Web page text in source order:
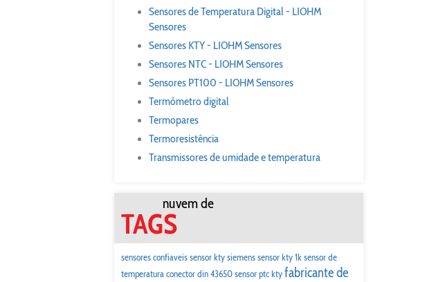
Sensores de Temperatura Digital - LIOHM
Sensores
Sensores KTY - LIOHM Sensores
Sensores NTC - LIOHM Sensores
Sensores PT100 - LIOHM Sensores
Termômetro digital
Termopares
Termoresistência
Transmissores de umidade e temperatura
nuvem de
TAGS
sensores confiaveissensor kty siemenssensor kty 1k sensor de
temperatura conector din 43650sensor ptc ktyfabricante de